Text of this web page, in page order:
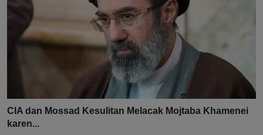
CIA dan Mossad Kesulitan Melacak Mojtaba Khamenei
karen...